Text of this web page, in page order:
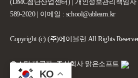
KO
(DMC첨단산업센터) | 개인정보관리책임
589-2020 | 이메일 : school@ablearn.kr
Copyright (c) (주)에이블런 All Rights
호스팅 제공자: 주식회사 맑은소프트